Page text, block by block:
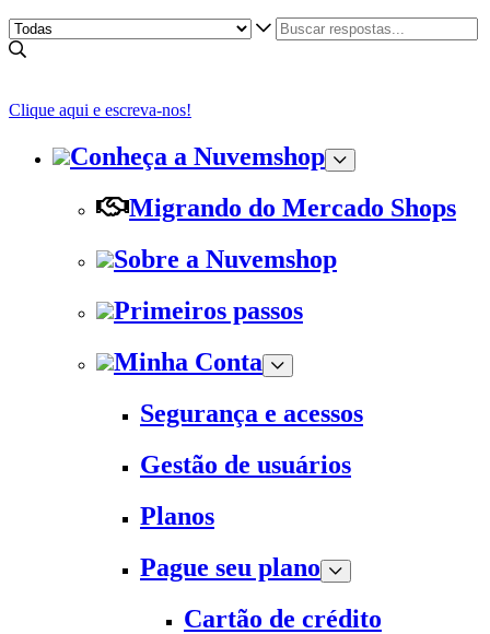
Clique aqui e escreva-nos!
Conheça a Nuvemshop
Migrando do Mercado Shops
Sobre a Nuvemshop
Primeiros passos
Minha Conta
Segurança e acessos
Gestão de usuários
Planos
Pague seu plano
Cartão de crédito